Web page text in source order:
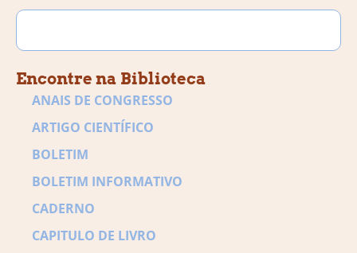
Encontre na Biblioteca
ANAIS DE CONGRESSO
ARTIGO CIENTÍFICO
BOLETIM
BOLETIM INFORMATIVO
CADERNO
CAPITULO DE LIVRO